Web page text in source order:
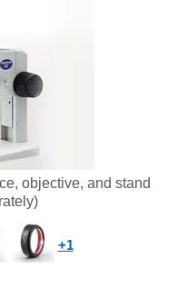
objective, and stand
+1